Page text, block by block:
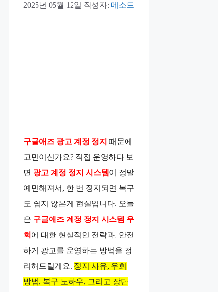
2025년 05월 12일 작성자: 메소드
구글애즈 광고 계정 정지 때문에
고민이신가요? 직접 운영하다 보
면 광고 계정 정지 시스템 이 정말
예민해져서, 한 번 정지되면 복구
도 쉽지 않은게 현실입니다. 오늘
은 구글애즈 계정 정지 시스템 우
회 에 대한 현실적인 전략과, 안전
하게 광고를 운영하는 방법을 정
리해드릴게요. 정지 사유, 우회
방법, 복구 노하우, 그리고 장단